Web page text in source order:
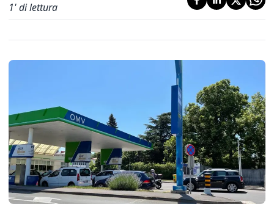
1' di lettura